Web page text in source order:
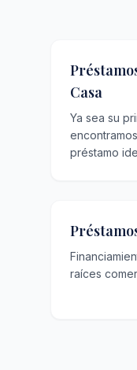
Casa
Ya sea su
préstamo
raíces